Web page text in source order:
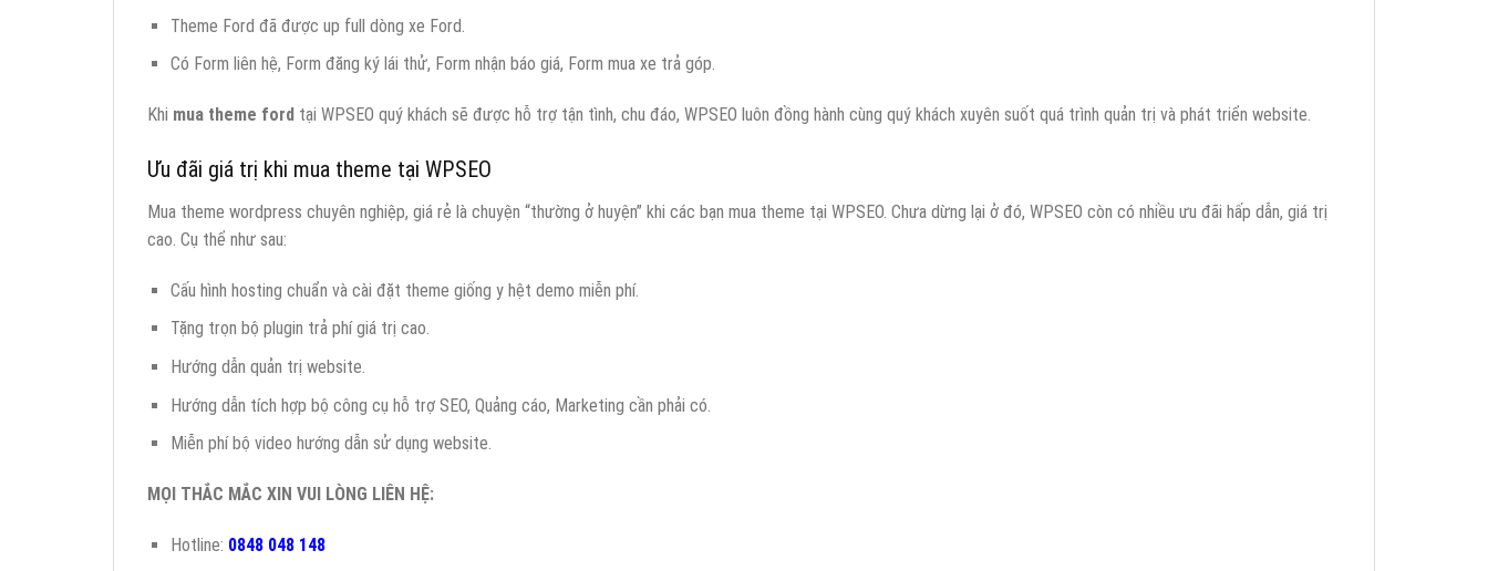
Theme Ford đã được up full dòng xe Ford.
Có Form liên hệ, Form đăng ký lái thử, Form nhận báo giá, Form mua xe trả góp.
Khi mua theme ford tại WPSEO quý khách sẽ được hỗ trợ tận tình, chu đáo, WPSEO luôn đồng hành cùng quý khách xuyên suốt quá trình quản trị và phát triển website.
Ưu đãi giá trị khi mua theme tại WPSEO
Mua theme wordpress chuyên nghiệp, giá rẻ là chuyện “thường ở huyện” khi các bạn mua theme tại WPSEO. Chưa dừng lại ở đó, WPSEO còn có nhiều ưu đãi hấp dẫn, giá trị
cao. Cụ thể như sau:
Cấu hình hosting chuẩn và cài đặt theme giống y hệt demo miễn phí.
Tặng trọn bộ plugin trả phí giá trị cao.
Hướng dẫn quản trị website.
Hướng dẫn tích hợp bộ công cụ hỗ trợ SEO, Quảng cáo, Marketing cần phải có.
Miễn phí bộ video hướng dẫn sử dụng website.
MỌI THẮC MẮC XIN VUI LÒNG LIÊN HỆ:
Hotline: 0848 048 148